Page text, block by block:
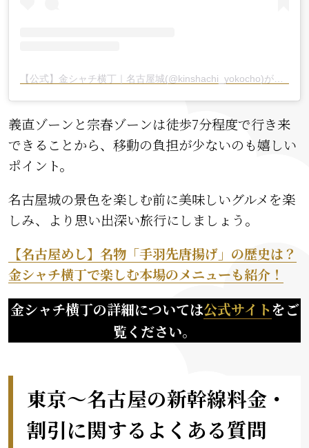
【公式】金シャチ横丁｜名古屋城(@kinshachi_yokocho)がシェアした投稿
義直ゾーンと宗春ゾーンは徒歩7分程度で行き来
できることから、移動の負担が少ないのも嬉しい
ポイント。
名古屋城の景色を楽しむ前に美味しいグルメを楽
しみ、より思い出深い旅行にしましょう。
【名古屋めし】名物「手羽先唐揚げ」の歴史は？
金シャチ横丁で楽しむ本場のメニューも紹介！
金シャチ横丁の詳細については公式サイトをご
覧ください。
東京〜名古屋の新幹線料金・
割引に関するよくある質問